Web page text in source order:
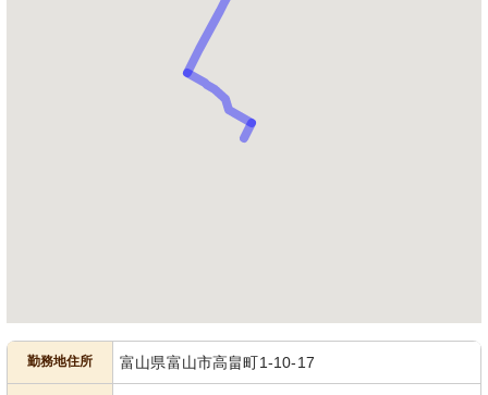
勤務地住所 富山県富山市高畠町1-10-17